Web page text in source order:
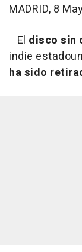
MADRID, 8
El disco sin
indie
ha sido